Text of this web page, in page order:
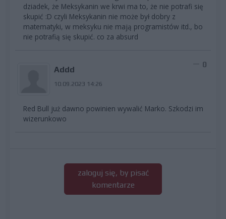
dziadek, że Meksykanin we krwi ma to, że nie potrafi się
skupić :D czyli Meksykanin nie może był dobry z
matematyki, w meksyku nie mają programistów itd., bo
nie potrafią się skupić. co za absurd
Addd
10.09.2023 14:26
0
Red Bull już dawno powinien wywalić Marko. Szkodzi im
wizerunkowo
zaloguj się, by pisać
komentarze